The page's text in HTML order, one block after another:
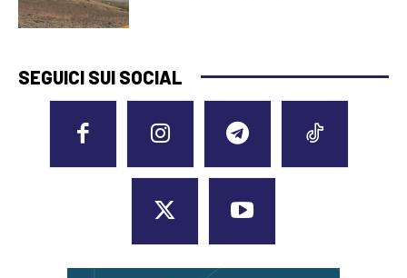
SEGUICI SUI SOCIAL